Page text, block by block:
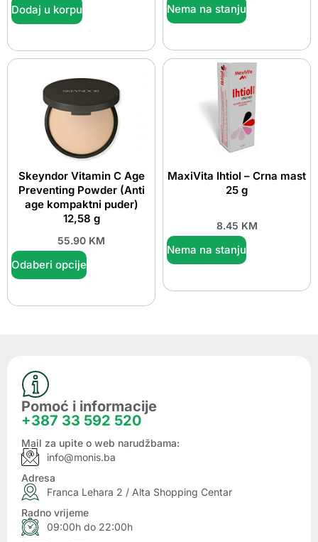
Dodaj u korpu Nema na stanju
Skeyndor Vitamin C Age
Preventing Powder (Anti
age kompaktni puder)
12,58 g
55.90 KM
Odaberi opcije
MaxiVita Ihtiol – Crna mast
25 g
8.45 KM
Nema na stanju
Pomoć i informacije
+387 33 592 520
Mail za upite o web narudžbama:
info@monis.ba
Adresa
Franca Lehara 2 / Alta Shopping Centar
Radno vrijeme
09:00h do 22:00h